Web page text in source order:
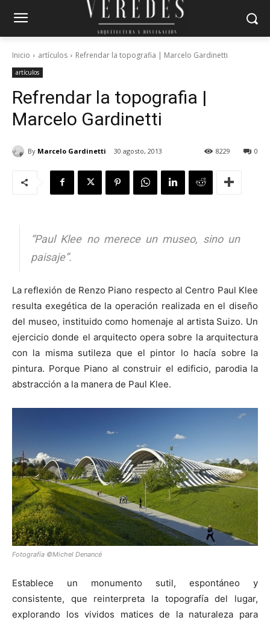
Inicio artículos Refrendar la topografia | Marcelo Gardinetti
artículos
Refrendar la topografia |
Marcelo Gardinetti
By Marcelo Gardinetti 30 agosto, 2013 0
8229
“Paul Klee no merece un museo, sino un
paisaje”.
La reflexión de Renzo Piano respecto al Centro Paul Klee
resulta exegética de la operación realizada en el diseño
del museo, instituido como homenaje al artista Suizo. Un
ejercicio donde el arquitecto opera sobre la arquitectura
con la misma sutileza que el pintor lo hacía sobre la
pintura. Porque Piano al construir el edificio, parodia la
abstracción a la manera de Paul Klee.
Fotografía ©Michel Denancé
Establece un monumento sutil, espontáneo y
consistente, que reinterpreta la topografía del lugar,
explorando los vividos matices de la naturaleza para